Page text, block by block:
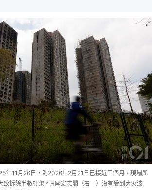
年11月26日，到2026年2月21日已接近三個月，現場所
致拆除半數棚架。H座宏志閣（右一）沒有受到大火波